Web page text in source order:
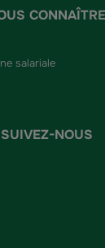
CONNAÎTRE
salariale
SUIVEZ-NOUS